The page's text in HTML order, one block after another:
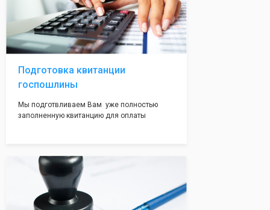
Подготовка квитанции
госпошлины
Мы подготвливаем Вам уже полностью
заполненную квитанцию для оплаты
инспекции при подаче документов на
регистрацию.